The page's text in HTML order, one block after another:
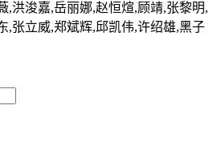
,洪浚嘉,岳丽娜,赵恒煊,顾靖,张黎明,
,张立威,郑斌辉,邱凯伟,许绍雄,黑子